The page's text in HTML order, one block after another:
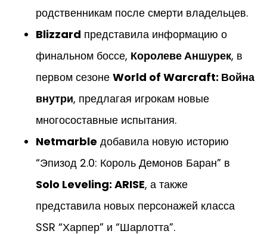
родственникам после смерти владельцев.
Blizzard представила информацию о
финальном боссе, Королеве Аншурек, в
первом сезоне World of Warcraft: Война
внутри, предлагая игрокам новые
многосоставные испытания.
Netmarble добавила новую историю
“Эпизод 2.0: Король Демонов Баран” в
Solo Leveling: ARISE, а также
представила новых персонажей класса
SSR “Харпер” и “Шарлотта”.